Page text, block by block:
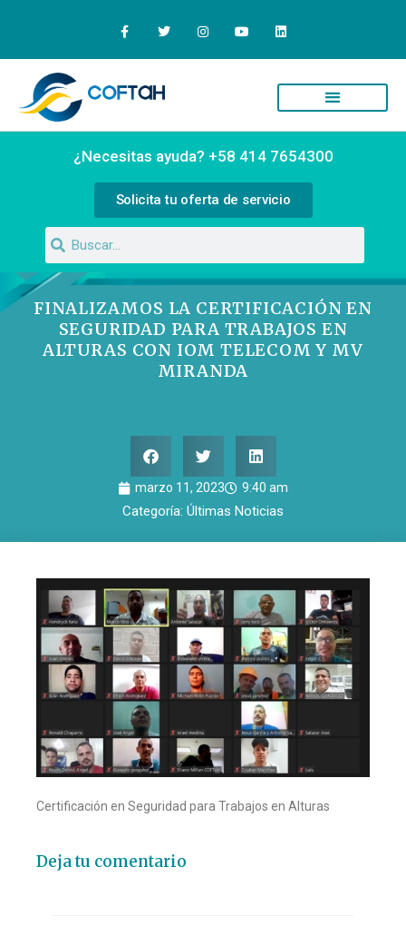
¿Necesitas ayuda? +58 414 7654300
Solicita tu oferta de servicio
FINALIZAMOS LA CERTIFICACIÓN EN
SEGURIDAD PARA TRABAJOS EN
ALTURAS CON IOM TELECOM Y MV
MIRANDA
marzo 11, 2023 9:40 am
Categoría: Últimas Noticias
Certificación en Seguridad para Trabajos en Alturas
Deja tu comentario